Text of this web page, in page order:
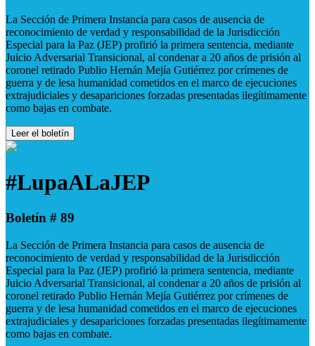
La Sección de Primera Instancia para casos de ausencia de
reconocimiento de verdad y responsabilidad de la Jurisdicción
Especial para la Paz (JEP) profirió la primera sentencia, mediante
Juicio Adversarial Transicional, al condenar a 20 años de prisión al
coronel retirado Publio Hernán Mejía Gutiérrez por crímenes de
guerra y de lesa humanidad cometidos en el marco de ejecuciones
extrajudiciales y desapariciones forzadas presentadas ilegítimamente
como bajas en combate.
Leer el boletín
#LupaALaJEP
Boletín # 89
La Sección de Primera Instancia para casos de ausencia de
reconocimiento de verdad y responsabilidad de la Jurisdicción
Especial para la Paz (JEP) profirió la primera sentencia, mediante
Juicio Adversarial Transicional, al condenar a 20 años de prisión al
coronel retirado Publio Hernán Mejía Gutiérrez por crímenes de
guerra y de lesa humanidad cometidos en el marco de ejecuciones
extrajudiciales y desapariciones forzadas presentadas ilegítimamente
como bajas en combate.